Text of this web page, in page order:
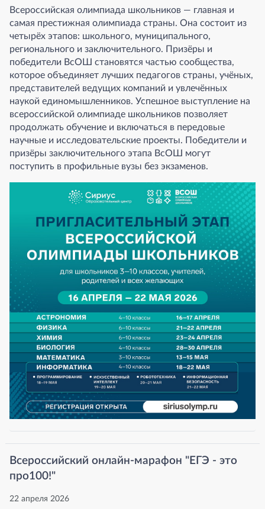
Всероссийская олимпиада школьников — главная и
самая престижная олимпиада страны. Она состоит из
четырёх этапов: школьного, муниципального,
регионального и заключительного. Призёры и
победители ВсОШ становятся частью сообщества,
которое объединяет лучших педагогов страны, учёных,
представителей ведущих компаний и увлечённых
наукой единомышленников. Успешное выступление на
всероссийской олимпиаде школьников позволяет
продолжать обучение и включаться в передовые
научные и исследовательские проекты. Победители и
призёры заключительного этапа ВсОШ могут
поступить в профильные вузы без экзаменов.
Всероссийский онлайн-марафон "ЕГЭ - это
про100!"
22 апреля 2026